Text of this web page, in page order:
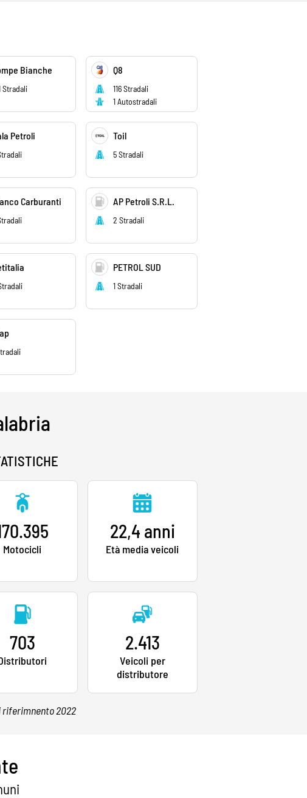
Bianche
Stradali
Q8
116 Stradali
1 Autostradali
Petroli Toil
5 Stradali
Carburanti AP Petroli S.R.L.
2 Stradali
PETROL SUD
1 Stradali
Motocicli
22,4 anni
Età media veicoli
703 2.413
Veicoli per
distributore
riferimnento 2022